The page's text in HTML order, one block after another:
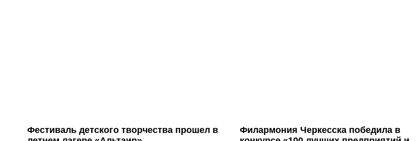
Фестиваль детского творчества прошел в
Филармония Черкесска победила в